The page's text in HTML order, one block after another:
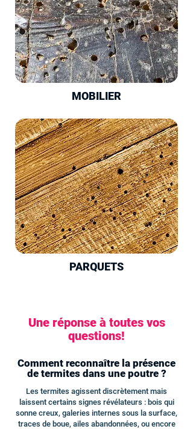
MOBILIER
PARQUETS
Une réponse à toutes vos
questions!
Comment reconnaître la présence
de termites dans une poutre ?
Les termites agissent discrètement mais
laissent certains signes révélateurs : bois qui
sonne creux, galeries internes sous la surface,
traces de boue, ailes abandonnées, ou encore